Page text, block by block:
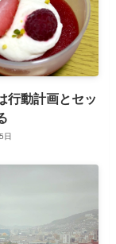
行動計画とセッ
日